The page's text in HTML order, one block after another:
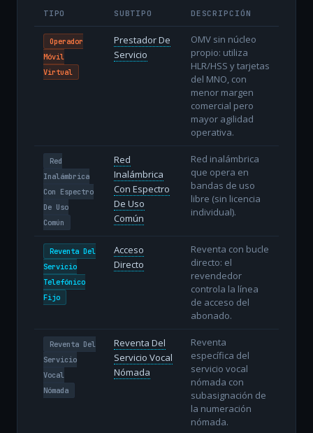
TIPO SUBTIPO DESCRIPCIÓN
Operador
Móvil
Virtual
Prestador De
Servicio
OMV sin núcleo
propio: utiliza
HLR/HSS y tarjetas
del MNO, con
menor margen
comercial pero
mayor agilidad
operativa.
Red
Inalámbrica
Con Espectro
De Uso
Común
Red
Inalámbrica
Con Espectro
De Uso
Común
Red inalámbrica
que opera en
bandas de uso
libre (sin licencia
individual).
Reventa Del
Servicio
Telefónico
Fijo
Acceso
Directo
Reventa con bucle
directo: el
revendedor
controla la línea
de acceso del
abonado.
Reventa Del
Servicio
Vocal
Nómada
Reventa Del
Servicio Vocal
Nómada
Reventa
específica del
servicio vocal
nómada con
subasignación de
la numeración
nómada.